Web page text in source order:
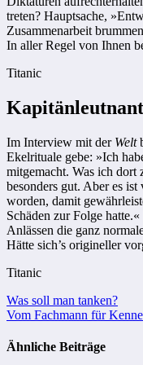
treten? Hauptsache,
Zusammenarbeit
In aller Regel von Ihnen
Titanic
Im Interview mit der Welt
Ekelrituale gebe: »Ich
mitgemacht. Was ich dort
besonders gut. Aber es
worden, damit
Schäden zur Folge
Anlässen die ganz
Hätte sich’s origineller
Titanic
Was soll man tanken?
Vom Fachmann für
Ähnliche Beiträge